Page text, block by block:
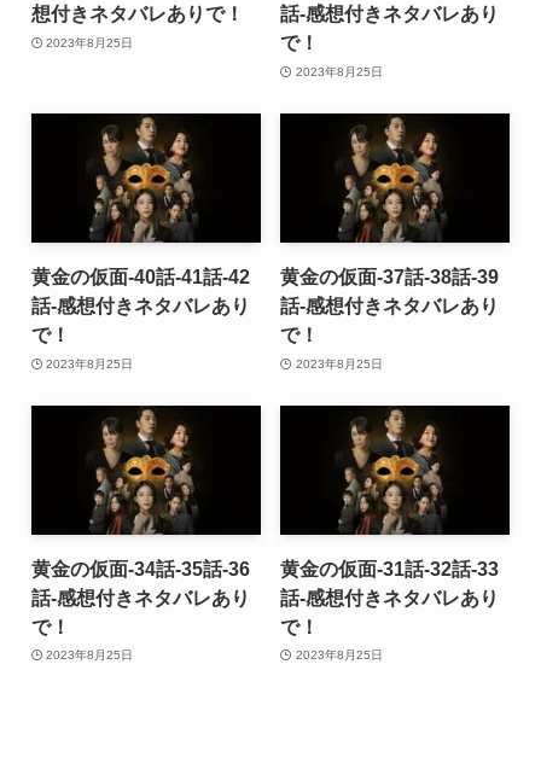
想付きネタバレありで！
2023年8月25日
話-感想付きネタバレあり
で！
2023年8月25日
黄金の仮面-40話-41話-42
話-感想付きネタバレあり
で！
2023年8月25日
黄金の仮面-37話-38話-39
話-感想付きネタバレあり
で！
2023年8月25日
黄金の仮面-34話-35話-36
話-感想付きネタバレあり
で！
2023年8月25日
黄金の仮面-31話-32話-33
話-感想付きネタバレあり
で！
2023年8月25日